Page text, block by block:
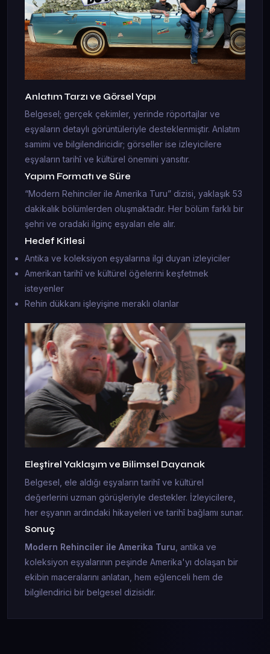
Anlatım Tarzı ve Görsel Yapı
Belgesel; gerçek çekimler, yerinde röportajlar ve
eşyaların detaylı görüntüleriyle desteklenmiştir. Anlatım
samimi ve bilgilendiricidir; görseller ise izleyicilere
eşyaların tarihî ve kültürel önemini yansıtır.
Yapım Formatı ve Süre
“Modern Rehinciler ile Amerika Turu” dizisi, yaklaşık 53
dakikalık bölümlerden oluşmaktadır. Her bölüm farklı bir
şehri ve oradaki ilginç eşyaları ele alır.
Hedef Kitlesi
Antika ve koleksiyon eşyalarına ilgi duyan izleyiciler
Amerikan tarihî ve kültürel öğelerini keşfetmek
isteyenler
Rehin dükkanı işleyişine meraklı olanlar
Eleştirel Yaklaşım ve Bilimsel Dayanak
Belgesel, ele aldığı eşyaların tarihî ve kültürel
değerlerini uzman görüşleriyle destekler. İzleyicilere,
her eşyanın ardındaki hikayeleri ve tarihî bağlamı sunar.
Sonuç
Modern Rehinciler ile Amerika Turu , antika ve
koleksiyon eşyalarının peşinde Amerika'yı dolaşan bir
ekibin maceralarını anlatan, hem eğlenceli hem de
bilgilendirici bir belgesel dizisidir.